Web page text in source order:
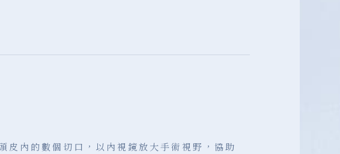
皮內的數個切口，以內視鏡放大手術視野，協助